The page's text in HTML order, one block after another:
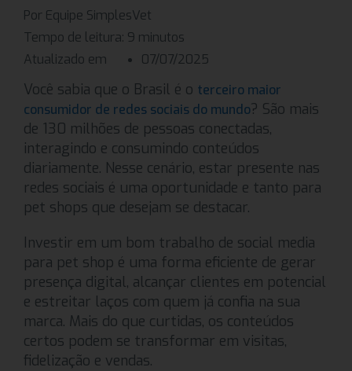
Por Equipe SimplesVet
Tempo de leitura: 9 minutos
Atualizado em
07/07/2025
Você sabia que o Brasil é o terceiro maior
consumidor de redes sociais do mundo? São mais
de 130 milhões de pessoas conectadas,
interagindo e consumindo conteúdos
diariamente. Nesse cenário, estar presente nas
redes sociais é uma oportunidade e tanto para
pet shops que desejam se destacar.
Investir em um bom trabalho de social media
para pet shop é uma forma eficiente de gerar
presença digital, alcançar clientes em potencial
e estreitar laços com quem já confia na sua
marca. Mais do que curtidas, os conteúdos
certos podem se transformar em visitas,
fidelização e vendas.